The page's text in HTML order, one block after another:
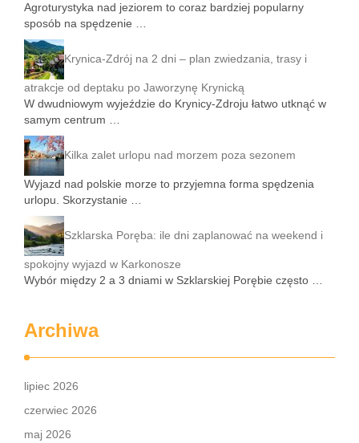
Agroturystyka nad jeziorem to coraz bardziej popularny
sposób na spędzenie …
Krynica-Zdrój na 2 dni – plan zwiedzania, trasy i
atrakcje od deptaku po Jaworzynę Krynicką
W dwudniowym wyjeździe do Krynicy-Zdroju łatwo utknąć w
samym centrum …
Kilka zalet urlopu nad morzem poza sezonem
Wyjazd nad polskie morze to przyjemna forma spędzenia
urlopu. Skorzystanie …
Szklarska Poręba: ile dni zaplanować na weekend i
spokojny wyjazd w Karkonosze
Wybór między 2 a 3 dniami w Szklarskiej Porębie często …
Archiwa
lipiec 2026
czerwiec 2026
maj 2026